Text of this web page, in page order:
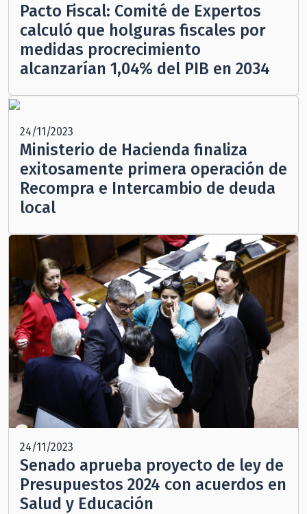
Pacto Fiscal: Comité de Expertos
calculó que holguras fiscales por
medidas procrecimiento
alcanzarían 1,04% del PIB en 2034
24/11/2023
Ministerio de Hacienda finaliza
exitosamente primera operación de
Recompra e Intercambio de deuda
local
24/11/2023
Senado aprueba proyecto de ley de
Presupuestos 2024 con acuerdos en
Salud y Educación